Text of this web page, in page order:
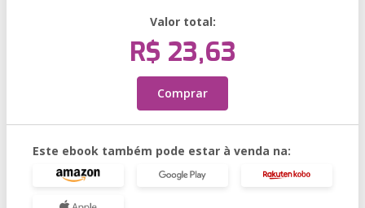
Valor total:
R$ 23,63
Comprar
Este ebook também pode estar à venda na: